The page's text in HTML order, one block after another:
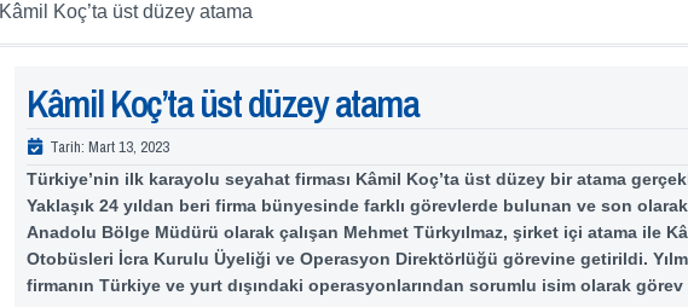
Kâmil Koç’ta üst düzey atama
Kâmil Koç’ta üst düzey atama
Tarih: Mart 13, 2023
Türkiye’nin ilk karayolu seyahat firması Kâmil Koç’ta üst düzey bir atama
Yaklaşık 24 yıldan beri firma bünyesinde farklı görevlerde bulunan ve son
Anadolu Bölge Müdürü olarak çalışan Mehmet Türkyılmaz, şirket içi atama ile
Otobüsleri İcra Kurulu Üyeliği ve Operasyon Direktörlüğü görevine getirildi.
firmanın Türkiye ve yurt dışındaki operasyonlarından sorumlu isim olarak görev